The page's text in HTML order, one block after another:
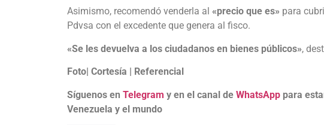
Asimismo, recomendó venderla al «precio que es» para
Pdvsa con el excedente que genera al fisco.
«Se les devuelva a los ciudadanos en bienes públicos»,
Foto| Cortesía | Referencial
Síguenos en Telegram y en el canal de WhatsApp para
Venezuela y el mundo